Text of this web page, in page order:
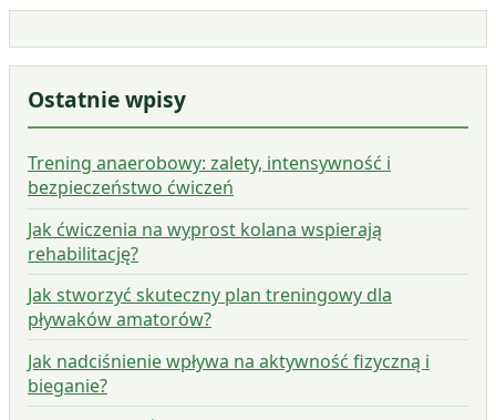
Ostatnie wpisy
Trening anaerobowy: zalety, intensywność i
bezpieczeństwo ćwiczeń
Jak ćwiczenia na wyprost kolana wspierają
rehabilitację?
Jak stworzyć skuteczny plan treningowy dla
pływaków amatorów?
Jak nadciśnienie wpływa na aktywność fizyczną i
bieganie?